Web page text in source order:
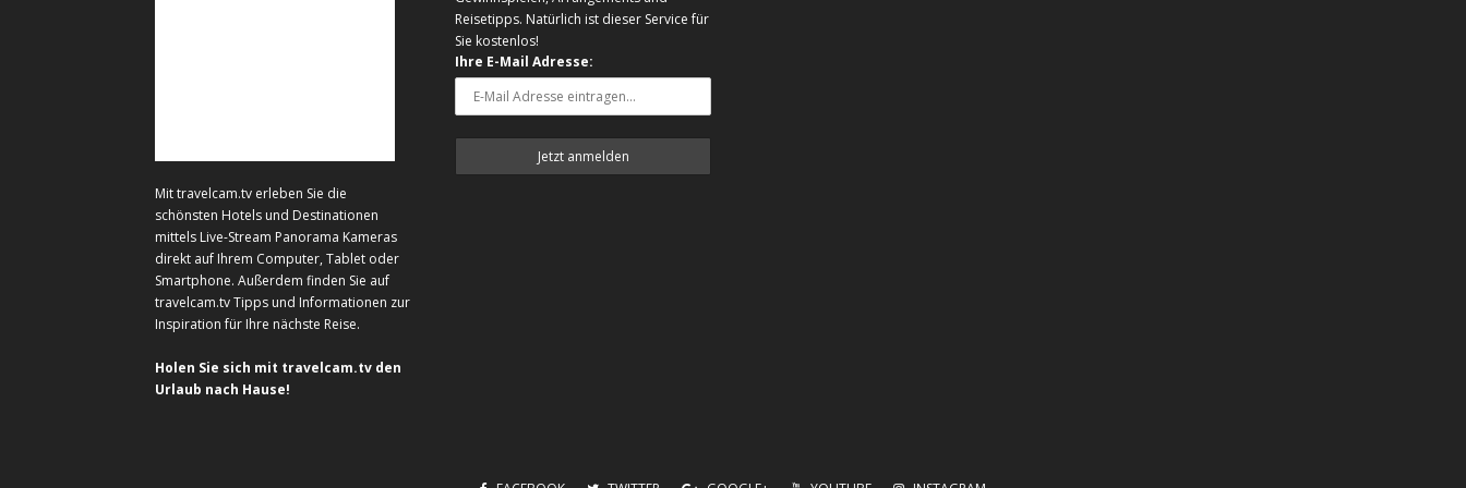
Mit travelcam.tv erleben Sie die
schönsten Hotels und Destinationen
mittels Live-Stream Panorama Kameras
direkt auf Ihrem Computer, Tablet oder
Smartphone. Außerdem finden Sie auf
travelcam.tv Tipps und Informationen zur
Inspiration für Ihre nächste Reise.
Holen Sie sich mit travelcam.tv den
Urlaub nach Hause!
Reisetipps. Natürlich ist dieser Service für
Sie kostenlos!
Ihre E-Mail Adresse: